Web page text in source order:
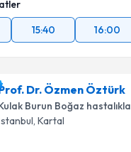
15:40 16:00
Dr. Özmen Öztürk
Burun Boğaz
, Kartal